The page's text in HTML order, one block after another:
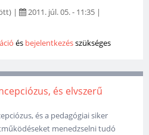
| 2011. júl. 05. - 11:35 |
és bejelentkezésszükséges
és elvszerű
és a pedagógiai siker
menedzselni tudó